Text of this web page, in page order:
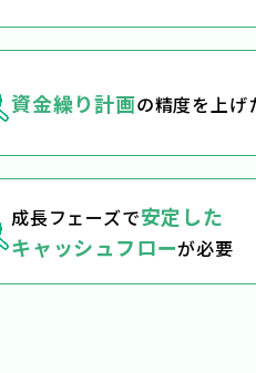
資金繰り計画の精度を上げ
成長フェーズで安定した
キャッシュフローが必要